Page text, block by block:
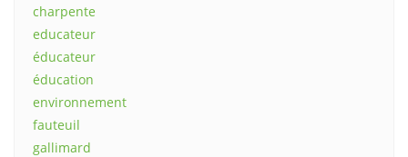
charpente
educateur
éducateur
éducation
environnement
fauteuil
gallimard